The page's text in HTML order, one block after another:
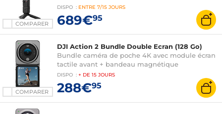
COMPARER
écran OLED 2" 556 x 314 pixels - stockage interne
103 Go - 210 minutes d'autonomie
DISPO : ENTRE 7/15 JOURS
689€95
COMPARER
DJI Action 2 Bundle Double Ecran (128 Go)
Bundle caméra de poche 4K avec module écran
tactile avant + bandeau magnétique
DISPO : + DE 15 JOURS
288€95